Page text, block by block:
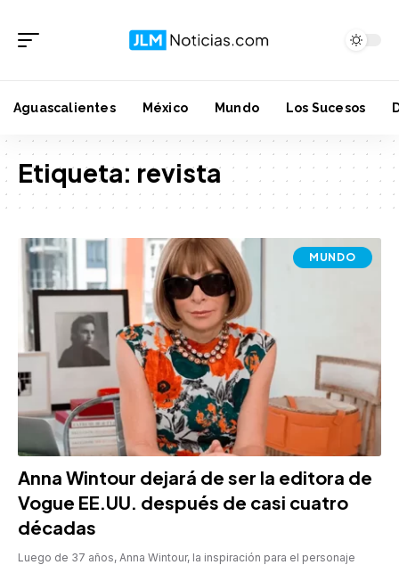
Aguascalientes México Mundo Los Sucesos
Etiqueta: revista
MUNDO
Anna Wintour dejará de ser la editora de
Vogue EE.UU. después de casi cuatro
décadas
Luego de 37 años, Anna Wintour, la inspiración para el personaje